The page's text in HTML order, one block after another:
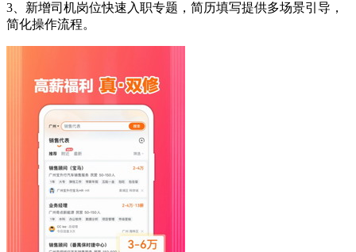
3、新增司机岗位快速入职专题，简历填写提供多场景引导，
简化操作流程。